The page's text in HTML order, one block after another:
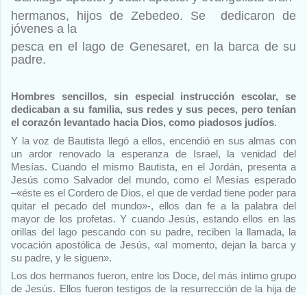
hermanos, hijos de Zebedeo. Se dedicaron de
jóvenes a la
pesca en el lago de Genesaret, en la barca de su
padre.
Hombres sencillos, sin especial instrucción escolar, se
dedicaban a su familia, sus redes y sus peces, pero tenían
el corazón levantado hacia Dios, como piadosos judíos.
Y la voz de Bautista llegó a ellos, encendió en sus almas con
un ardor renovado la esperanza de Israel, la venidad del
Mesías. Cuando el mismo Bautista, en el Jordán, presenta a
Jesús como Salvador del mundo, como el Mesías esperado
–«éste es el Cordero de Dios, el que de verdad tiene poder para
quitar el pecado del mundo»-, ellos dan fe a la palabra del
mayor de los profetas. Y cuando Jesús, estando ellos en las
orillas del lago pescando con su padre, reciben la llamada, la
vocación apostólica de Jesús, «al momento, dejan la barca y
su padre, y le siguen».
Los dos hermanos fueron, entre los Doce, del más íntimo grupo
de Jesús. Ellos fueron testigos de la resurrección de la hija de